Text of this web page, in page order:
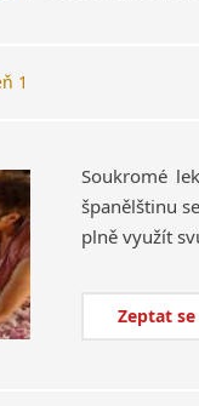
1
Soukromé
španělštinu
plně využít
Zeptat